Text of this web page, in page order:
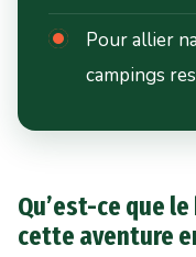
Pour allier
campings
Qu’est-ce que
cette aventure